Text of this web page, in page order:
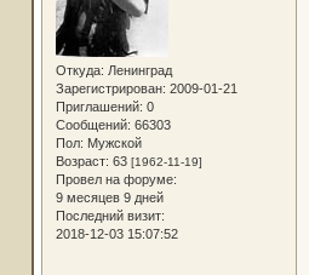
Откуда: Ленинград
Зарегистрирован: 2009-01-21
Приглашений: 0
Сообщений: 66303
Пол: Мужской
Возраст: 63 [1962-11-19]
Провел на форуме:
9 месяцев 9 дней
Последний визит:
2018-12-03 15:07:52